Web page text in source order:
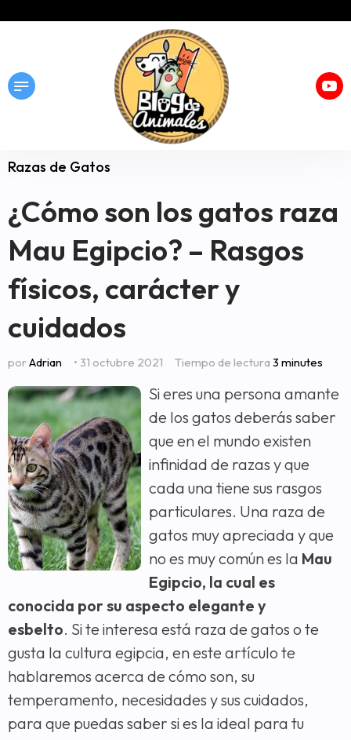
Razas de Gatos
¿Cómo son los gatos raza
Mau Egipcio? – Rasgos
físicos, carácter y
cuidados
porAdrian • 31 octubre 2021 Tiempo de lectura 3 minutes
Si eres una persona amante
de los gatos deberás saber
que en el mundo existen
infinidad de razas y que
cada una tiene sus rasgos
particulares. Una raza de
gatos muy apreciada y que
no es muy común es la Mau
Egipcio, la cual es
conocida por su aspecto elegante y
esbelto. Si te interesa está raza de gatos o te
gusta la cultura egipcia, en este artículo te
hablaremos acerca de cómo son, su
temperamento, necesidades y sus cuidados,
para que puedas saber si es la ideal para tu